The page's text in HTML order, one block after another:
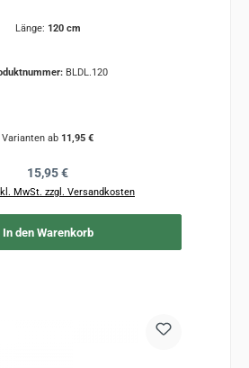
Länge: 120 cm
BLDL.120
Varianten ab 11,95 €
Regulärer Preis:
15,95 €
MwSt. zzgl. Versandkosten
In den Warenkorb